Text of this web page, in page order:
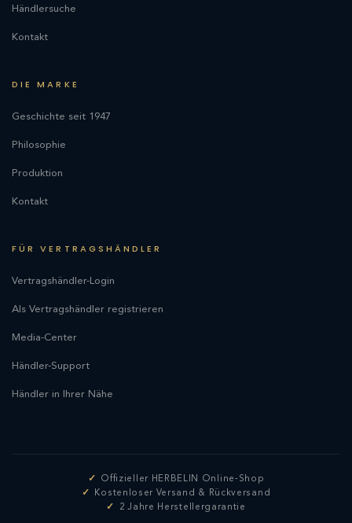
Händlersuche
Kontakt
DIE MARKE
Geschichte seit 1947
Philosophie
Produktion
Kontakt
FÜR VERTRAGSHÄNDLER
Vertragshändler-Login
Als Vertragshändler registrieren
Media-Center
Händler-Support
Händler in Ihrer Nähe
Offizieller HERBELIN Online-Shop
Kostenloser Versand & Rückversand
2 Jahre Herstellergarantie